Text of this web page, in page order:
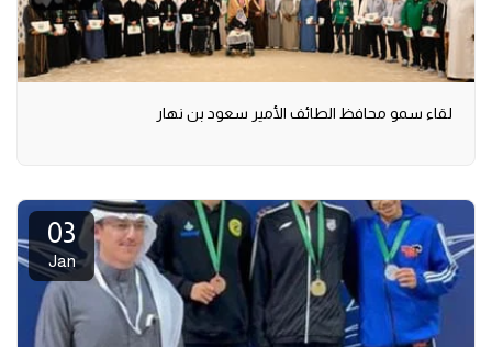
لقاء سمو محافظ الطائف الأمير سعود بن نهار
03
Jan